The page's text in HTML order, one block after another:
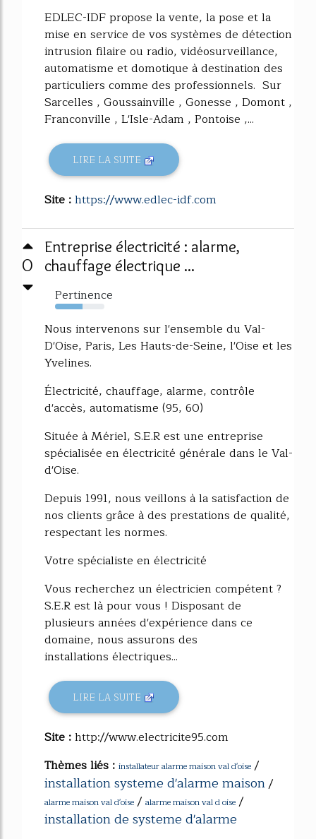
EDLEC-IDF propose la vente, la pose et la
mise en service de vos systèmes de détection
intrusion filaire ou radio, vidéosurveillance,
automatisme et domotique à destination des
particuliers comme des professionnels. Sur
Sarcelles , Goussainville , Gonesse , Domont ,
Franconville , L'Isle-Adam , Pontoise ,...
LIRE LA SUITE
Site :https://www.edlec-idf.com
0
Entreprise électricité : alarme,
chauffage électrique ...
Pertinence
55%
Nous intervenons sur l'ensemble du Val-
D'Oise, Paris, Les Hauts-de-Seine, l'Oise et les
Yvelines.
Électricité, chauffage, alarme, contrôle
d'accès, automatisme (95, 60)
Située à Mériel, S.E.R est une entreprise
spécialisée en électricité générale dans le Val-
d'Oise.
Depuis 1991, nous veillons à la satisfaction de
nos clients grâce à des prestations de qualité,
respectant les normes.
Votre spécialiste en électricité
Vous recherchez un électricien compétent ?
S.E.R est là pour vous ! Disposant de
plusieurs années d'expérience dans ce
domaine, nous assurons des
installations électriques...
LIRE LA SUITE
Site :http://www.electricite95.com
Thèmes liés : installateur alarme maison val d'oise /
installation systeme d'alarme maison/
alarme maison val d'oise / alarme maison val d oise /
installation de systeme d'alarme